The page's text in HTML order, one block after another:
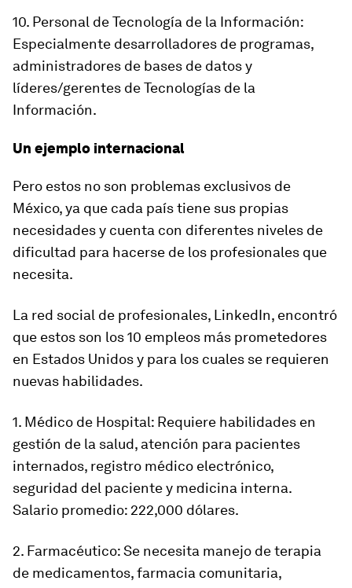
10. Personal de Tecnología de la Información:
Especialmente desarrolladores de programas,
administradores de bases de datos y
líderes/gerentes de Tecnologías de la
Información.
Un ejemplo internacional
Pero estos no son problemas exclusivos de
México, ya que cada país tiene sus propias
necesidades y cuenta con diferentes niveles de
dificultad para hacerse de los profesionales que
necesita.
La red social de profesionales, LinkedIn, encontró
que estos son los 10 empleos más prometedores
en Estados Unidos y para los cuales se requieren
nuevas habilidades.
1. Médico de Hospital: Requiere habilidades en
gestión de la salud, atención para pacientes
internados, registro médico electrónico,
seguridad del paciente y medicina interna.
Salario promedio: 222,000 dólares.
2. Farmacéutico: Se necesita manejo de terapia
de medicamentos, farmacia comunitaria,